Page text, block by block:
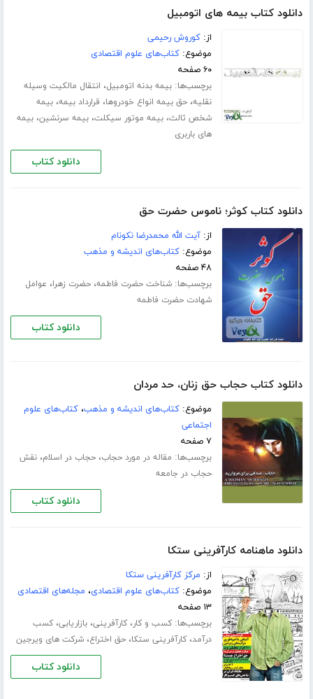
دانلود کتاب بیمه های اتومبیل
از:کوروش رحیمی
موضوع:کتاب‌های علوم اقتصادی
۶۰ صفحه
برچسب‌ها:بیمه بدنه اتومبیل، انتقال مالکیت وسیله
نقلیه،حق بیمه انواع خودروها، قرارداد بیمه،بیمه
شخص ثالث،بیمه موتور سیکلت،بیمه سرنشین،بیمه
های باربری
دانلود کتاب
دانلود کتاب کوثر؛ ناموس حضرت حق
از:آیت الله محمدرضا نکونام
موضوع:کتاب‌های اندیشه و مذهب
۴۸ صفحه
برچسب‌ها:شناخت حضرت فاطمه،حضرت زهرا، عوامل
شهادت حضرت فاطمه
دانلود کتاب
دانلود کتاب حجاب حق زنان، حد مردان
موضوع:کتاب‌های اندیشه و مذهب،کتاب‌های علوم
اجتماعی
۷ صفحه
برچسب‌ها: مقاله در مورد حجاب،حجاب در اسلام،نقش
حجاب در جامعه
دانلود کتاب
دانلود ماهنامه کارآفرینی ستکا
از: مرکز کارآفرینی ستکا
موضوع:کتاب‌های علوم اقتصادی، مجله‌های اقتصادی
۱۳ صفحه
برچسب‌ها:کسب و کار،کارآفرینی،بازاریابی،کسب
درآمد،کارآفرینی ستکا،حق اختراع،شرکت های ویرجین
دانلود کتاب